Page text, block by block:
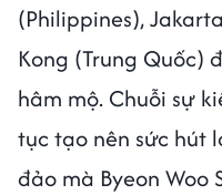
(Philippines),
Kong (Trung Quốc)
hâm mộ. Chuỗi sự
tục tạo nên sức hút
đảo mà Byeon